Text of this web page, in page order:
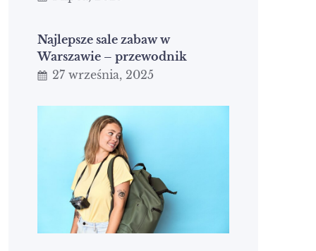
Najlepsze sale zabaw w
Warszawie – przewodnik
27 września, 2025